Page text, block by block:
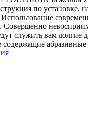
по
Использование
Совершенно
служить вам долгие
абразивные